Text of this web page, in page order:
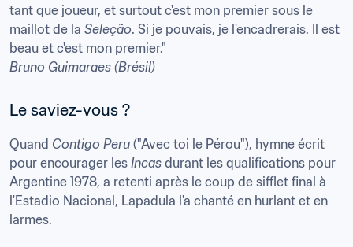
tant que joueur, et surtout c'est mon premier sous le
maillot de la Seleção. Si je pouvais, je l'encadrerais. Il est
Bruno Guimaraes (Brésil)
Le saviez-vous ?
Quand Contigo Peru ("Avec toi le Pérou"), hymne écrit
pour encourager les Incas durant les qualifications pour
Argentine 1978, a retenti après le coup de sifflet final à
l'Estadio Nacional, Lapadula l'a chanté en hurlant et en
larmes.